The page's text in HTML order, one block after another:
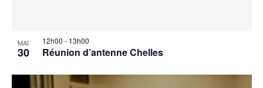
MAI
30 Réunion d’antenne Chelles
12h00 - 13h00